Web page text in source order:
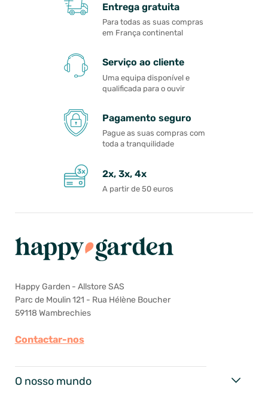
Entrega gratuita
Para todas as suas compras
em França continental
Serviço ao cliente
Uma equipa disponível e
qualificada para o ouvir
Pagamento seguro
Pague as suas compras com
toda a tranquilidade
2x, 3x, 4x
A partir de 50 euros
Happy Garden - Allstore SAS
Parc de Moulin 121 - Rua Hélène Boucher
59118 Wambrechies
Contactar-nos
O nosso mundo